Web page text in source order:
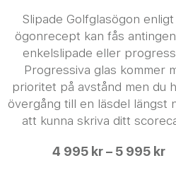
Slipade Golfglasögon
ögonrecept kan fås
enkelslipade eller
Progressiva glas kommer
prioritet på avstånd men du
övergång till en läsdel längst
att kunna skriva ditt
4 995 kr – 5 995 kr